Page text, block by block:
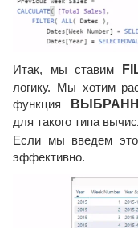
Итак, мы ставим
логику. Мы хотим
функция
для такого типа
Если мы введем
эффективно.